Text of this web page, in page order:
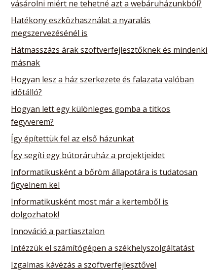
vásárolni miért ne tehetné azt a webáruházunkból?
Hatékony eszközhasználat a nyaralás
megszervezésénél is
Hátmasszázs árak szoftverfejlesztőknek és mindenki
másnak
Hogyan lesz a ház szerkezete és falazata valóban
időtálló?
Hogyan lett egy különleges gomba a titkos
fegyverem?
Így építettük fel az első házunkat
Így segíti egy bútoráruház a projektjeidet
Informatikusként a bőröm állapotára is tudatosan
figyelnem kel
Informatikusként most már a kertemből is
dolgozhatok!
Innováció a partiasztalon
Intézzük el számítógépen a székhelyszolgáltatást
Izgalmas kávézás a szoftverfejlesztővel